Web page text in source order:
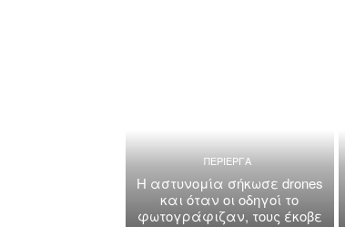
ΠΕΡΙΕΡΓΑ
Η αστυνομία σήκωσε drones
και όταν οι οδηγοί το
φωτογράφιζαν, τους έκοβε